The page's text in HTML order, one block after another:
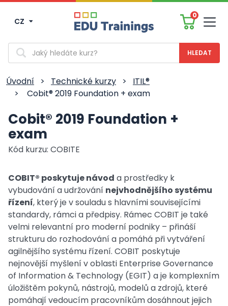
CZ
0
Vyhledávání
Úvodní > Technické kurzy >
ITIL®
>
Cobit® 2019 Foundation + exam
Cobit® 2019 Foundation +
exam
Kód kurzu: COBITE
COBIT® poskytuje návod a prostředky k
vybudování a udržování nejvhodnějšího systému
řízení, který je v souladu s hlavními souvisejícími
standardy, rámci a předpisy. Rámec COBIT je také
velmi relevantní pro moderní podniky – přináší
strukturu do rozhodování a pomáhá při vytváření
agilnějšího systému řízení. COBIT poskytuje
nejnovější myšlení v oblasti Enterprise Governance
of Information & Technology (EGIT) a je komplexním
úložištěm pokynů, nástrojů, modelů a zdrojů, které
pomáhají vedoucím pracovníkům dosáhnout jejich